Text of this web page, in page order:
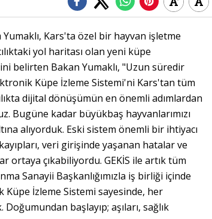
Kars'ta özel bir hayvan işletme
yol haritası olan yeni küpe
belirten Bakan Yumaklı, "Uzun süredir
Küpe İzleme Sistemi'ni Kars'tan tüm
dijital dönüşümün en önemli adımlardan
Bugüne kadar büyükbaş hayvanlarımızı
alıyorduk. Eski sistem önemli bir ihtiyacı
veri girişinde yaşanan hatalar ve
çıkabiliyordu. GEKİS ile artık tüm
Sanayii Başkanlığımızla iş birliği içinde
İzleme Sistemi sayesinde, her
başlayıp; aşıları, sağlık